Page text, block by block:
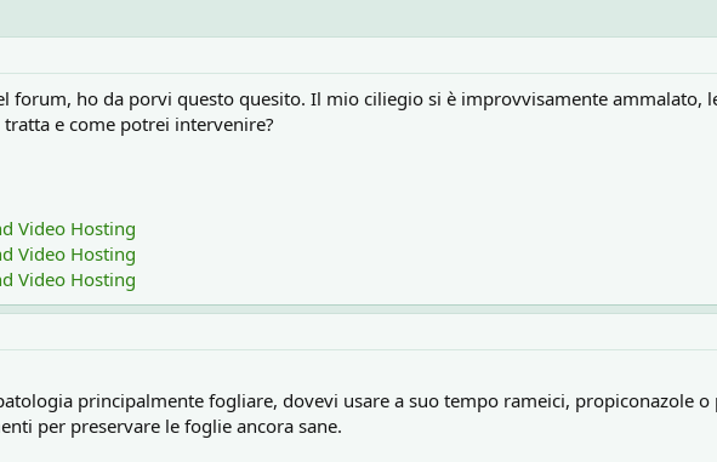
forum, ho da porvi questo quesito. Il mio ciliegio si è improvvisamente ammalato,
e come potrei intervenire?
Video Hosting
Video Hosting
Video Hosting
principalmente fogliare, dovevi usare a suo tempo rameici, propiconazole o
per preservare le foglie ancora sane.